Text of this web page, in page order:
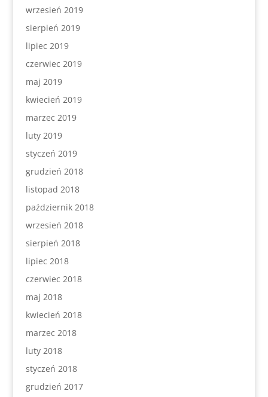
wrzesień 2019
sierpień 2019
lipiec 2019
czerwiec 2019
maj 2019
kwiecień 2019
marzec 2019
luty 2019
styczeń 2019
grudzień 2018
listopad 2018
październik 2018
wrzesień 2018
sierpień 2018
lipiec 2018
czerwiec 2018
maj 2018
kwiecień 2018
marzec 2018
luty 2018
styczeń 2018
grudzień 2017